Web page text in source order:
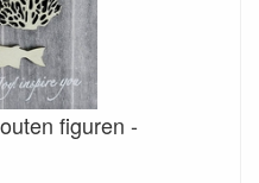
figuren -